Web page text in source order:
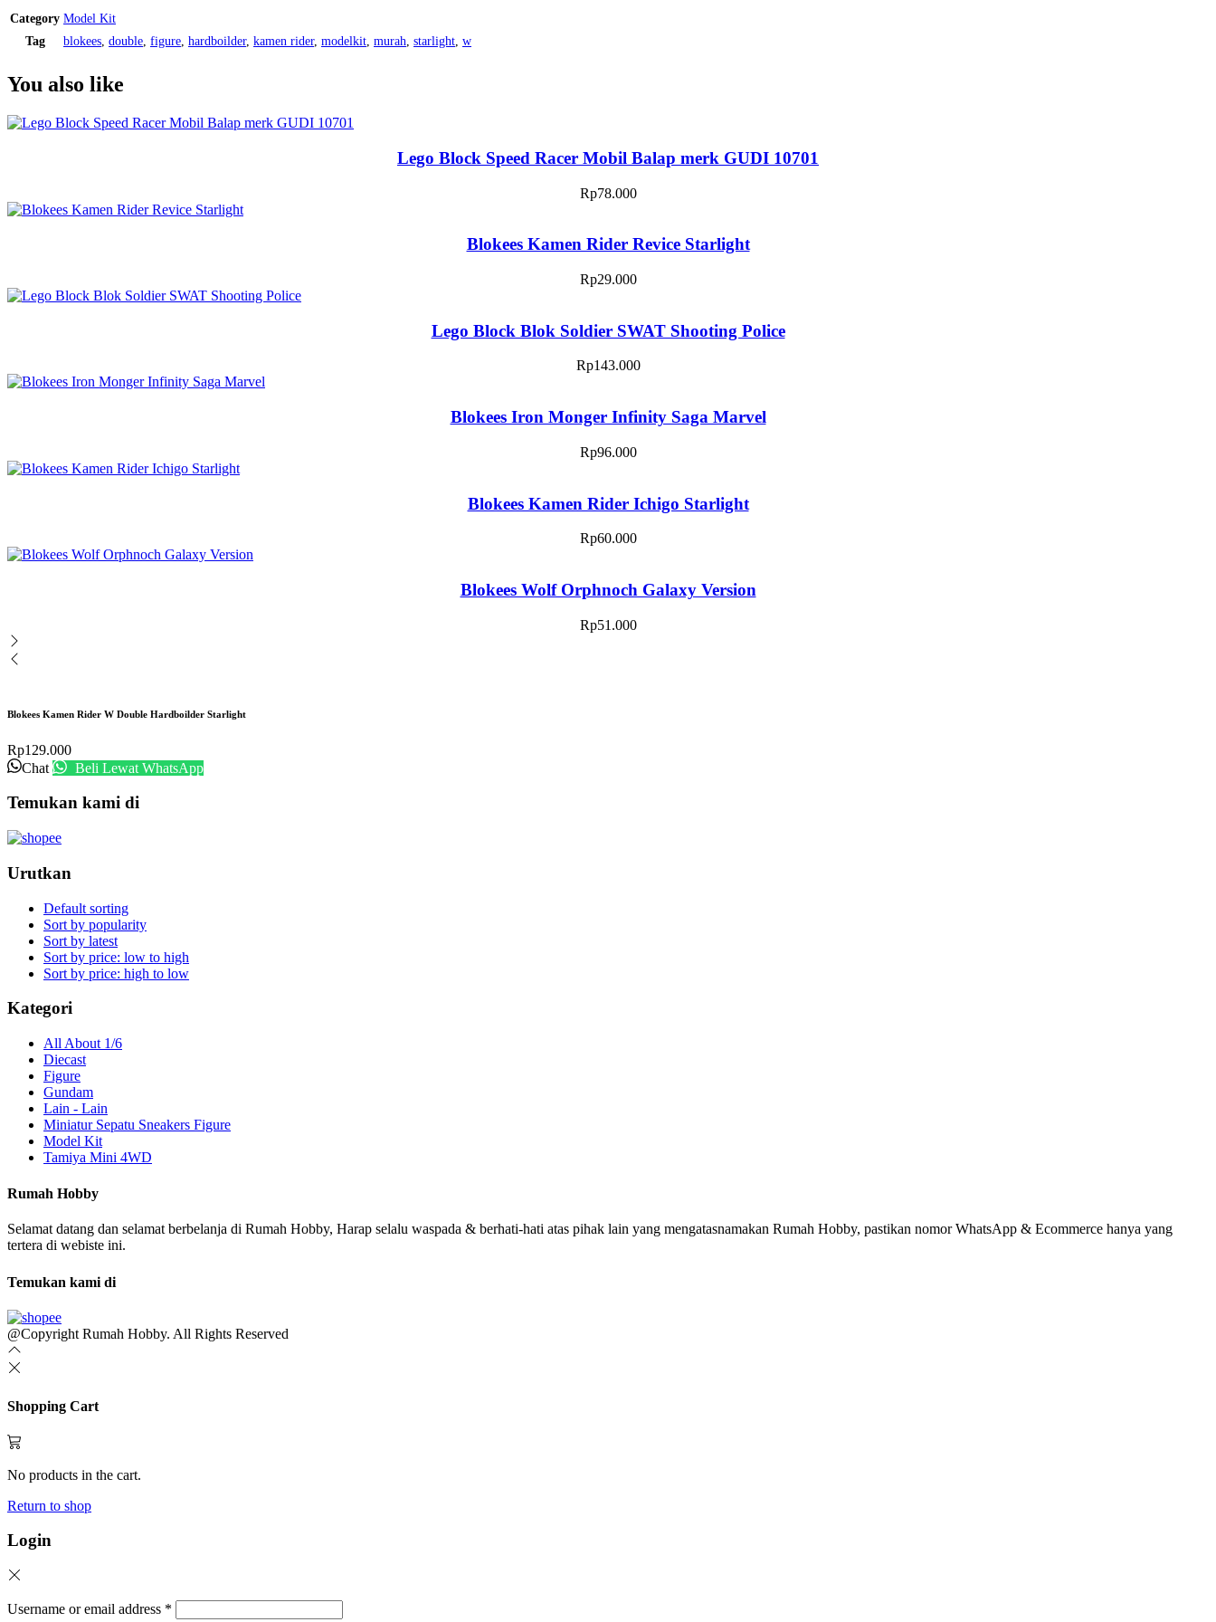
Category Model Kit
Tag
blokees, double, figure, hardboilder, kamen rider, modelkit, murah, starlight, w
You also like
Lego Block Speed Racer Mobil Balap merk GUDI 10701
Rp78.000
Blokees Kamen Rider Revice Starlight
Rp29.000
Lego Block Blok Soldier SWAT Shooting Police
Rp143.000
Blokees Iron Monger Infinity Saga Marvel
Rp96.000
Blokees Kamen Rider Ichigo Starlight
Rp60.000
Blokees Wolf Orphnoch Galaxy Version
Rp51.000
Blokees Kamen Rider W Double Hardboilder Starlight
Rp129.000
Chat
Beli Lewat WhatsApp
Temukan kami di
Urutkan
Default sorting
Sort by popularity
Sort by latest
Sort by price: low to high
Sort by price: high to low
Kategori
All About 1/6
Diecast
Figure
Gundam
Lain - Lain
Miniatur Sepatu Sneakers Figure
Model Kit
Tamiya Mini 4WD
Rumah Hobby
Selamat datang dan selamat berbelanja di Rumah Hobby, Harap selalu waspada & berhati-hati atas pihak lain yang mengatasnamakan Rumah Hobby, pastikan nomor WhatsApp & Ecommerce hanya yang
tertera di webiste ini.
Temukan kami di
@Copyright Rumah Hobby. All Rights Reserved
Shopping Cart
No products in the cart.
Return to shop
Login
Username or email address *